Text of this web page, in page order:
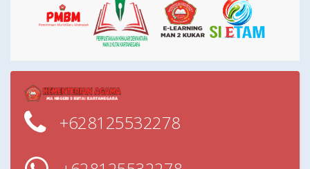
+628125532278